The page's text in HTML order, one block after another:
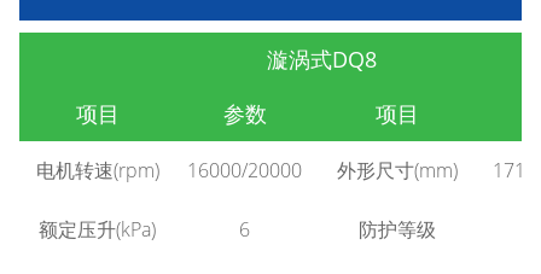
漩涡式DQ8
项目
参数 项目
电机转速(rpm) 16000/20000 外形尺寸(mm)
额定压升(kPa) 6 防护等级